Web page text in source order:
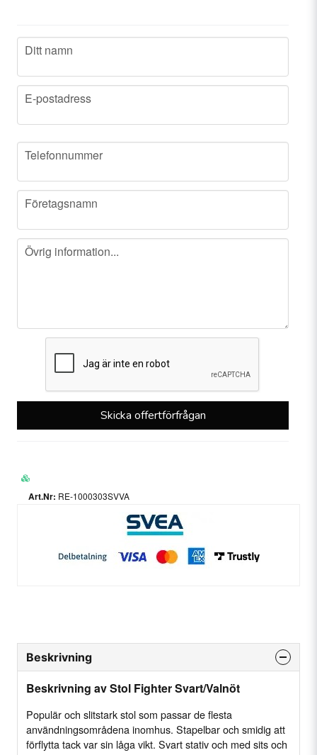
name
Ditt namn
email
E-postadress
phone
Telefonnummer
company
Företagsnamn
message
Övrig information...
Skicka offertförfrågan
RE-1000303SVVA
Beskrivning
Beskrivning av Stol Fighter Svart/Valnöt
Populär och slitstark stol som passar de flesta
användningsområdena inomhus. Stapelbar och smidig att
förflytta tack var sin låga vikt. Svart stativ och med sits och